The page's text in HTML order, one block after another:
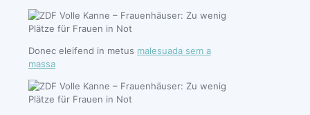
Donec eleifend in metus malesuada sem a
massa